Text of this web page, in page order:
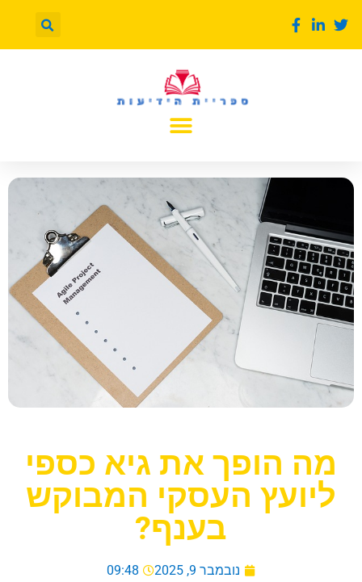
מה הופך את גיא כספי
ליועץ העסקי המבוקש
בענף?
נובמבר 9, 2025 09:48